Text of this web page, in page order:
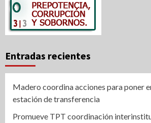
Entradas recientes
Madero coordina acciones para poner
estación de transferencia
Promueve TPT coordinación